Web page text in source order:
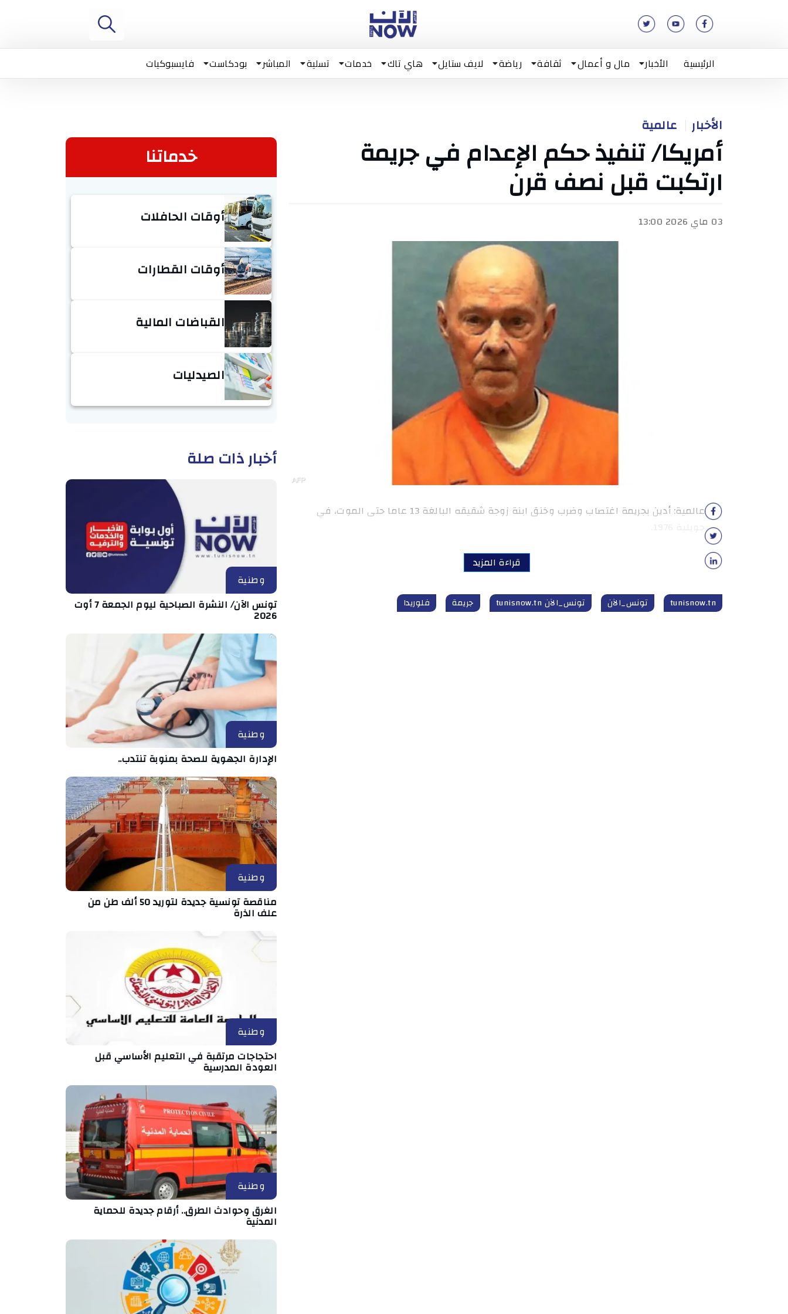
الرئيسية الأخبار مال و أعمال ثقافة رياضة لايف ستايل هاي تاك خدمات تسلية المباشر بودكاست فايسبوكيات
الأخبار عالمية
أمريكا/ تنفيذ حكم الإعدام في جريمة
ارتكبت قبل نصف قرن
03 ماي 2026 13:00
عالمية: أدين بجريمة اغتصاب وضرب وخنق ابنة زوجة شقيقه البالغة 13 عاما حتى الموت، في
قراءة المزيد
tunisnow.tn تونس_الآن تونس_الآن tunisnow.tn جريمة فلوريدا
خدماتنا
أوقات الحافلات
أوقات القطارات
القباضات المالية
الصيدليات
أخبار ذات صلة
وطنية
تونس الآن/ النشرة الصباحية ليوم الجمعة 7 أوت
2026
وطنية
الإدارة الجهوية للصحة بمنوبة تنتدب..
وطنية
مناقصة تونسية جديدة لتوريد 50 ألف طن من
علف الذرة
وطنية
احتجاجات مرتقبة في التعليم الأساسي قبل
العودة المدرسية
وطنية
الغرق وحوادث الطرق.. أرقام جديدة للحماية
المدنية